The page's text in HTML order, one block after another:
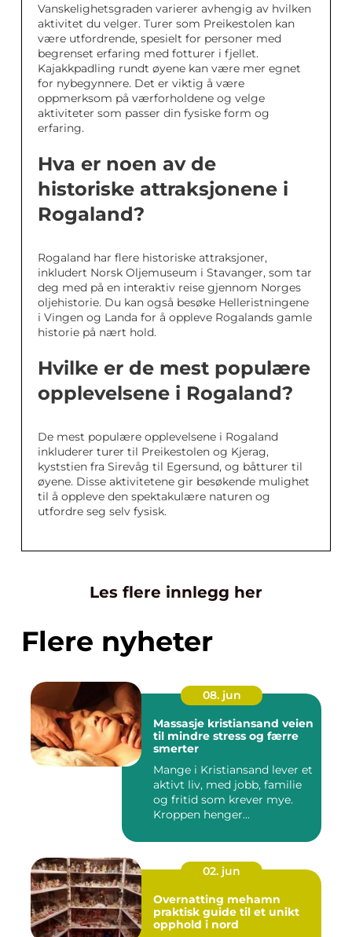
Vanskelighetsgraden varierer avhengig av hvilken
aktivitet du velger. Turer som Preikestolen kan
være utfordrende, spesielt for personer med
begrenset erfaring med fotturer i fjellet.
Kajakkpadling rundt øyene kan være mer egnet
for nybegynnere. Det er viktig å være
oppmerksom på værforholdene og velge
aktiviteter som passer din fysiske form og
erfaring.
Hva er noen av de
historiske attraksjonene i
Rogaland?
Rogaland har flere historiske attraksjoner,
inkludert Norsk Oljemuseum i Stavanger, som tar
deg med på en interaktiv reise gjennom Norges
oljehistorie. Du kan også besøke Helleristningene
i Vingen og Landa for å oppleve Rogalands gamle
historie på nært hold.
Hvilke er de mest populære
opplevelsene i Rogaland?
De mest populære opplevelsene i Rogaland
inkluderer turer til Preikestolen og Kjerag,
kyststien fra Sirevåg til Egersund, og båtturer til
øyene. Disse aktivitetene gir besøkende mulighet
til å oppleve den spektakulære naturen og
utfordre seg selv fysisk.
Les flere innlegg her
Flere nyheter
08. jun
Massasje kristiansand veien
til mindre stress og færre
smerter
Mange i Kristiansand lever et
aktivt liv, med jobb, familie
og fritid som krever mye.
Kroppen henger...
02. jun
Overnatting mehamn
praktisk guide til et unikt
opphold i nord